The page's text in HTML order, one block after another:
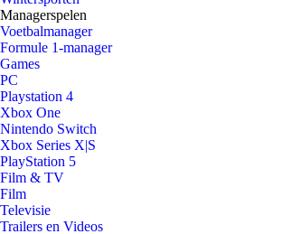
Managerspelen
Voetbalmanager
Formule 1-manager
Games
PC
Playstation 4
Xbox One
Nintendo Switch
Xbox Series X|S
PlayStation 5
Film & TV
Film
Televisie
Trailers en Videos